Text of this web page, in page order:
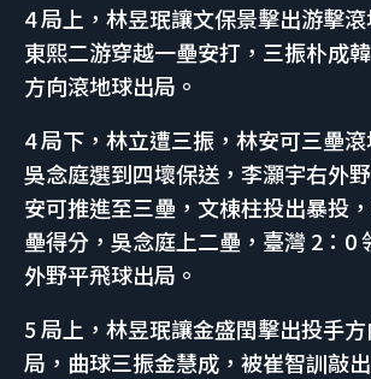
4 局上，林昱珉讓文保景擊出游擊
東熙二游穿越一壘安打，三振朴成
方向滾地球出局。
4 局下，林立遭三振，林安可三壘滾
吳念庭選到四壞保送，李灝宇右外
安可推進至三壘，文棟柱投出暴投
壘得分，吳念庭上二壘，臺灣 2：0
外野平飛球出局。
5 局上，林昱珉讓金盛閏擊出投手
局，曲球三振金慧成，被崔智訓敲